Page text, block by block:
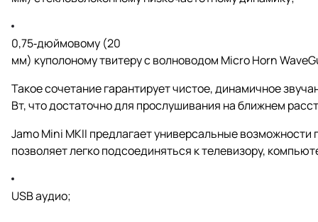
0,75‑дюймовому (20
мм) куполоному твитеру с волноводом Micro Horn
Такое сочетание гарантирует чистое, динамичное
Вт, что достаточно для прослушивания на ближнем
Jamo Mini MKII предлагает универсальные
позволяет легко подсоединяться к телевизору,
USB аудио;